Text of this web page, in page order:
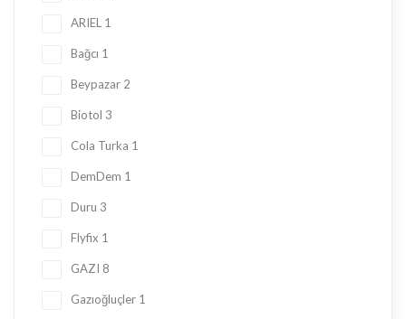
ARIEL 1
Bağcı 1
Beypazar 2
Biotol 3
Cola Turka 1
DemDem 1
Duru 3
Flyfix 1
GAZI 8
Gazıoğluçler 1